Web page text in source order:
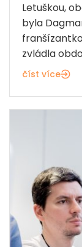
Letuškou,
byla
zvládla
číst více